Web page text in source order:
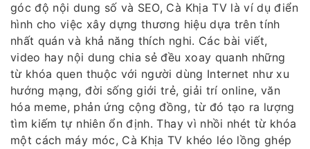
góc độ nội dung số và SEO, Cà Khịa TV là ví dụ điển
hình cho việc xây dựng thương hiệu dựa trên tính
nhất quán và khả năng thích nghi. Các bài viết,
video hay nội dung chia sẻ đều xoay quanh những
từ khóa quen thuộc với người dùng Internet như xu
hướng mạng, đời sống giới trẻ, giải trí online, văn
hóa meme, phản ứng cộng đồng, từ đó tạo ra lượng
tìm kiếm tự nhiên ổn định. Thay vì nhồi nhét từ khóa
một cách máy móc, Cà Khịa TV khéo léo lồng ghép